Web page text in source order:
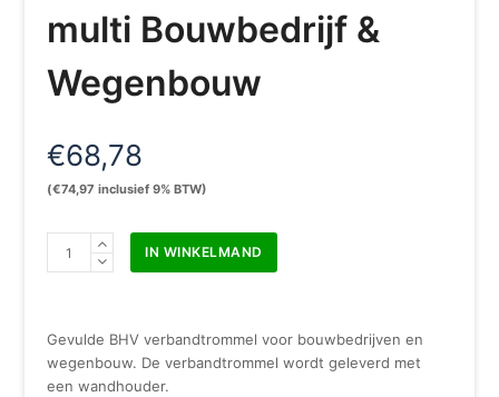
multi Bouwbedrijf &
Wegenbouw
€68,78
(€74,97 inclusief 9% BTW)
Verbandtrommel
&
Wegenbouw
aantal
IN WINKELMAND
Gevulde BHV verbandtrommel voor bouwbedrijven en
wegenbouw. De verbandtrommel wordt geleverd met
een wandhouder.